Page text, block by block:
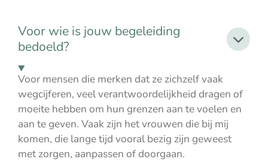
Voor wie is jouw begeleiding
bedoeld?
Voor mensen die merken dat ze zichzelf vaak
wegcijferen, veel verantwoordelijkheid dragen of
moeite hebben om hun grenzen aan te voelen en
aan te geven. Vaak zijn het vrouwen die bij mij
komen, die lange tijd vooral bezig zijn geweest
met zorgen, aanpassen of doorgaan.